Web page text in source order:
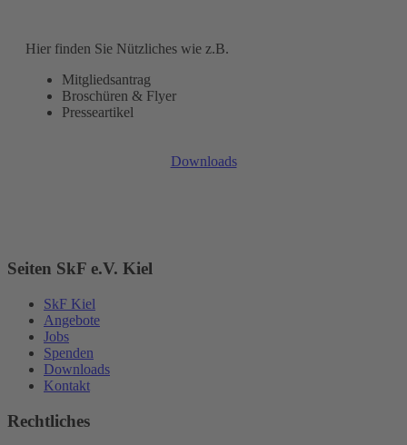
Hier finden Sie Nützliches wie z.B.
Mitgliedsantrag
Broschüren & Flyer
Presseartikel
Downloads
Seiten SkF e.V. Kiel
SkF Kiel
Angebote
Jobs
Spenden
Downloads
Kontakt
Rechtliches